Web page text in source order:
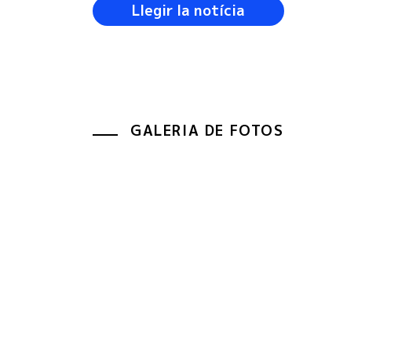
Llegir la notícia
GALERIA DE FOTOS